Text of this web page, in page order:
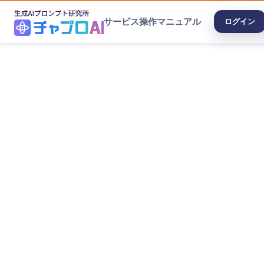
サービス操作マニュアル ログイン